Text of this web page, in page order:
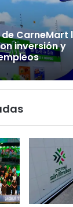
CarneMart
inversión y